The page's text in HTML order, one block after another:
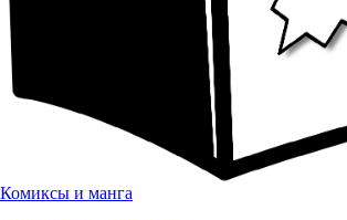
Комиксы и манга